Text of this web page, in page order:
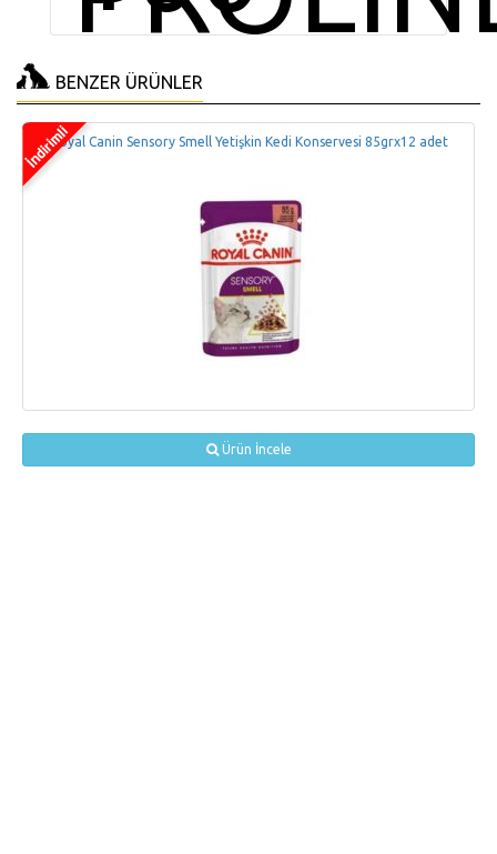
BENZER ÜRÜNLER
Royal Canin Sensory Smell Yetişkin Kedi Konservesi 85grx12 adet
Ürün İncele